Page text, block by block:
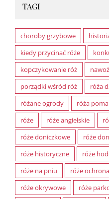
TAGI
choroby grzybowe
kiedy przycinać róże
kopczykowanie róż
porządki wśród róż
róża
różane ogrody
róża
róże
róże angielskie
róże doniczkowe
róże
róże historyczne
róże
róże na pniu
róże
róże okrywowe
róże